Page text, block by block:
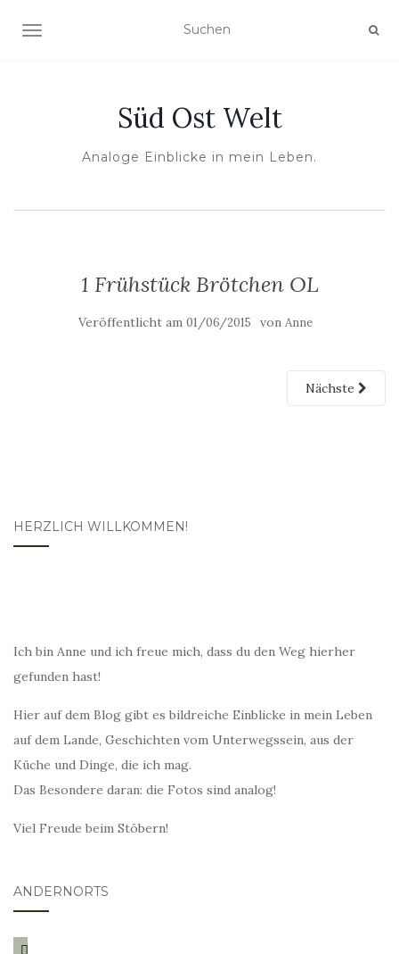
NAVIGATION UMSCHALTEN
Süd Ost Welt
Analoge Einblicke in mein Leben.
1 Frühstück Brötchen OL
Veröffentlicht am 01/06/2015 von Anne
Nächste
HERZLICH WILLKOMMEN!
Ich bin Anne und ich freue mich, dass du den Weg hierher
gefunden hast!
Hier auf dem Blog gibt es bildreiche Einblicke in mein Leben
auf dem Lande, Geschichten vom Unterwegssein, aus der
Küche und Dinge, die ich mag.
Das Besondere daran: die Fotos sind analog!
Viel Freude beim Stöbern!
ANDERNORTS
bloglovin